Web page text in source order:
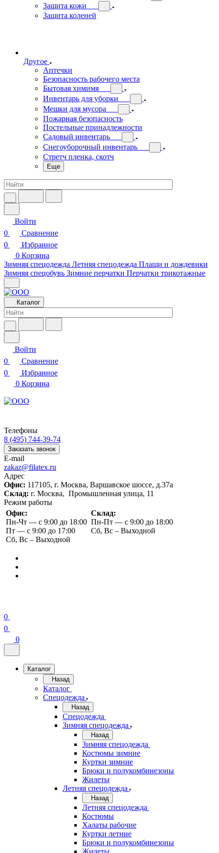
Защита кожи
Защита коленей
Другое
Аптечки
Безопасность рабочего места
Бытовая химимя
Инвентарь для уборки
Мешки для мусора
Пожарная безопасность
Постельные принадлежности
Садовый инвентарь
Снегоуборочный инвентарь
Стретч пленка, скотч
Еще
Войти
0
Сравнение
0
Избранное
0 Корзина
Зимняя спецодежда Летняя спецодежда Плащи и дождевики
Зимняя спецобувь Зимние перчатки Перчатки трикотажные
Каталог
Войти
0
Сравнение
0
Избранное
0 Корзина
Телефоны
8 (495) 744-39-74
Заказать звонок
E-mail
zakaz@filatex.ru
Адрес
Офис: 117105, г. Москва, Варшавское шоссе, д.37а
Склад: г. Москва, Промышленная улица, 11
Режим работы
Офис:
Пн-Чт — с 9:00 до 18:00
Пт — с 9:00 до 17:00
Сб, Вс – Выходной
Склад:
Пн-Пт — с 9:00 до 18:00
Сб, Вс – Выходной
0
0
0
Каталог
Назад
Каталог
Спецодежда
Назад
Спецодежда
Зимняя спецодежда
Назад
Зимняя спецодежда
Костюмы зимние
Куртки зимние
Брюки и полукомбинезоны
Жилеты
Летняя спецодежда
Назад
Летняя спецодежда
Костюмы
Халаты рабочие
Куртки летние
Брюки и полукомбинезоны
Жилеты